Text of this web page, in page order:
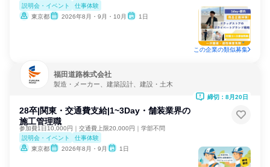
説明会・イベント
仕事体験
東京都
2026年8月・9月・10月 1日
この企業の類似募集
福田道路株式会社
製造・メーカー、建築設計、建設・土木
28卒|関東・交通費支給|1~3Day・舗装業界の
施工管理職
参加費1日10,000円｜交通費上限20,000円｜学部不問
説明会・イベント
仕事体験
東京都
2026年8月・9月 1日
締切：8月20日